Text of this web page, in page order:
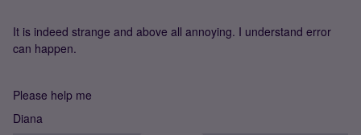
It is indeed strange and above all annoying. I understand error
can happen.
Please help me
Diana